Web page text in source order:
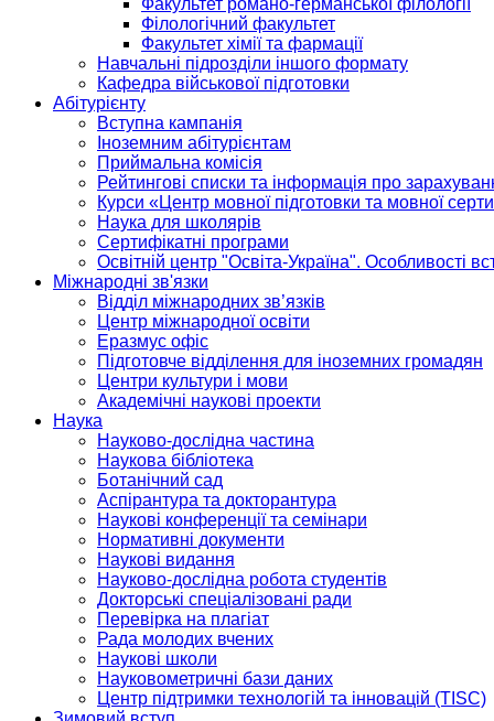
Факультет романо-германської філології
Філологічний факультет
Факультет хімії та фармації
Навчальні підрозділи іншого формату
Кафедра військової підготовки
Абітурієнту
Вступна кампанія
Іноземним абітурієнтам
Приймальна комісія
Рейтингові списки та інформація про
Курси «Центр мовної підготовки та мовної
Наука для школярів
Сертифікатні програми
Освітній центр "Освіта-Україна". Особливості
Міжнародні зв'язки
Відділ міжнародних зв’язків
Центр міжнародної освіти
Еразмус офіс
Підготовче відділення для іноземних громадян
Центри культури і мови
Академічні наукові проекти
Наука
Науково-дослідна частина
Наукова бібліотека
Ботанічний сад
Аспірантура та докторантура
Наукові конференції та семінари
Нормативні документи
Наукові видання
Науково-дослідна робота студентів
Докторські спеціалізовані ради
Перевірка на плагіат
Рада молодих вчених
Наукові школи
Науковометричні бази даних
Центр підтримки технологій та інновацій (TISC)